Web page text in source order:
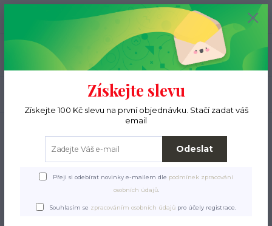
Menu
(Po-Pá, 9-15 hod.)
0 ks
0 Kč
Pleny pro štěňata 5ks/60x60cm
Pleny pro štěňata
5ks/60x60cm
Získejte slevu
Získejte 100 Kč slevu na první objednávku. Stačí zadat váš
email
Odeslat
Přeji si odebírat novinky e-mailem dle podmínek zpracování
osobních údajů.
Souhlasím se zpracováním osobních údajů pro účely registrace.